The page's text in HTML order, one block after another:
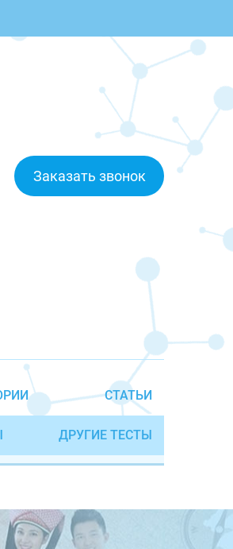
Заказать звонок
СТАТЬИ
ДРУГИЕ ТЕСТЫ